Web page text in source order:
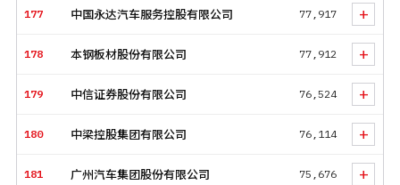
177 中国永达汽车服务控股有限公司 77,917 +
178 本钢板材股份有限公司 77,912 +
179 中信证券股份有限公司 76,524 +
180 中梁控股集团有限公司 76,114 +
181 广州汽车集团股份有限公司 75,676 +